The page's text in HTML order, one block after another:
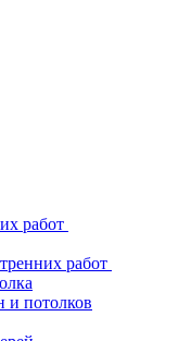
работ
работ
и потолков